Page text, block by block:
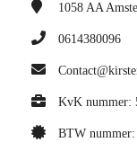
1058 AA
0614380096
KvK nummer:
BTW